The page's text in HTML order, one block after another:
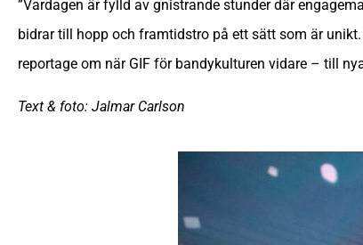
”Vardagen är fylld av gnistrande stunder där
bidrar till hopp och framtidstro på ett sätt som är
reportage om när GIF för bandykulturen vidare – till
Text & foto: Jalmar Carlson